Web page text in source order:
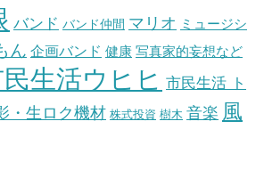
バンド バンド仲間 マリオ ミュージシ
ん 企画バンド 健康 写真家的妄想など
生活ウヒヒ 市民生活 ト
・生ロク機材 株式投資 樹木 音楽 風